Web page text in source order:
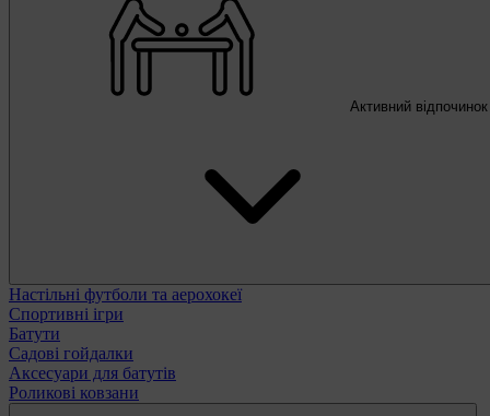
Активний відпочинок
Настільні футболи та аерохокеї
Спортивні ігри
Батути
Садові гойдалки
Аксесуари для батутів
Роликові ковзани